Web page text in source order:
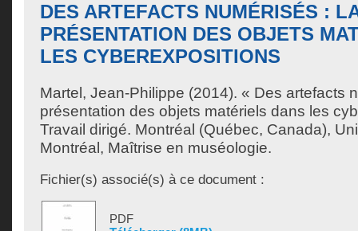
DES ARTEFACTS NUMÉRISÉS :
PRÉSENTATION DES OBJETS
LES CYBEREXPOSITIONS
Martel, Jean-Philippe (2014). « Des artefacts
présentation des objets matériels dans les
Travail dirigé. Montréal (Québec, Canada),
Montréal, Maîtrise en muséologie.
Fichier(s) associé(s) à ce document :
PDF